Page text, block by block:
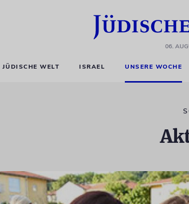
06.
JÜDISCHE WELT ISRAEL UNSERE WOCHE